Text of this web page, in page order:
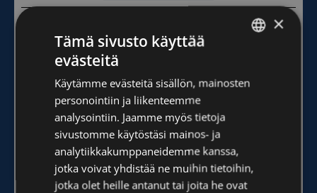
ENGLISH
×
Tämä sivusto käyttää
evästeitä
Käytämme evästeitä sisällön, mainosten
personointiin ja liikenteemme
analysointiin. Jaamme myös tietoja
sivustomme käytöstäsi mainos- ja
analytiikkakumppaneidemme kanssa,
jotka voivat yhdistää ne muihin tietoihin,
jotka olet heille antanut tai joita he ovat